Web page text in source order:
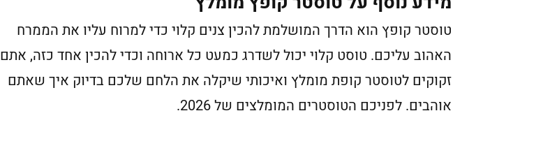
טוסטר קופץ הוא הדרך המושלמת להכין צנים קלוי כדי למרוח עליו את הממרח
האהוב עליכם. טוסט קלוי יכול לשדרג כמעט כל ארוחה וכדי להכין אחד כזה, אתם
זקוקים לטוסטר קופת מומלץ ואיכותי שיקלה את הלחם שלכם בדיוק איך שאתם
אוהבים. לפניכם הטוסטרים המומלצים של 2026.